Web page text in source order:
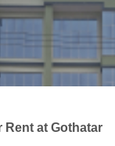
Rent at Gothatar